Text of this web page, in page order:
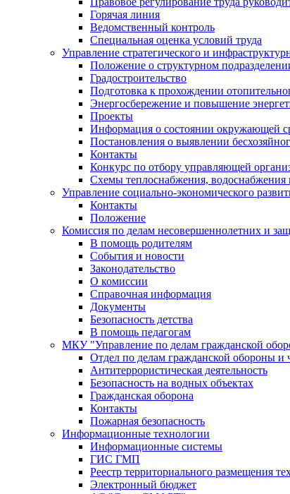
Горячая линия
Ведомственный контроль
Специальная оценка условий труда
Управление стратегического и
Положение о структурном
Градостроительство
Подготовка к прохождении
Энергосбережение и повышение
Проекты
Информация о состоянии окружающей
Постановления о выявлении
Контакты
Конкурс по отбору управляющей
Схемы теплоснабжения, водоснабжения
Управление социально-экономического
Контакты
Положение
Комиссия по делам несовершеннолетних и
В помощь родителям
События и новости
Законодательство
О комиссии
Справочная информация
Документы
Безопасность детства
В помощь педагогам
МКУ "Управление по делам гражданской
Отдел по делам гражданской обороны и
Антитеррористическая деятельность
Безопасность на водных объектах
Гражданская оборона
Контакты
Пожарная безопасность
Информационные технологии
Информационные системы
ГИС ГМП
Реестр территориального размещения
Электронный бюджет